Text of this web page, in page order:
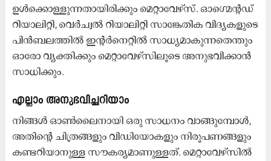
ഉള്‍ക്കൊള്ളുന്നതായിരിക്കും മെറ്റാവേഴ്‌സ്. ഓഗ്മെന്റഡ്
റിയാലിറ്റി, വെര്‍ച്വല്‍ റിയാലിറ്റി സാങ്കേതിക വിദ്യകളുടെ
പിന്‍ബലത്തില്‍ ഇന്റര്‍നെറ്റില്‍ സാധ്യമാകുന്നതെന്തും
ഓരോ വ്യക്തിക്കും മെറ്റാവേഴ്‌സിലൂടെ അനുഭവിക്കാന്‍
സാധിക്കും.
എല്ലാം അനുഭവിച്ചറിയാം
നിങ്ങൾ ഓൺലൈനായി ഒരു സാധനം വാങ്ങുമ്പോൾ,
അതിന്റെ ചിത്രങ്ങളും വിഡിയോകളും നിരൂപണങ്ങളും
കണ്ടറിയാനുള്ള സൗകര്യമാണുള്ളത്. മെറ്റാവേഴ്സിൽ